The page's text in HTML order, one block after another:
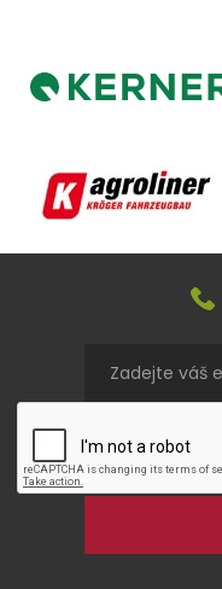
Kerner
Agroliner